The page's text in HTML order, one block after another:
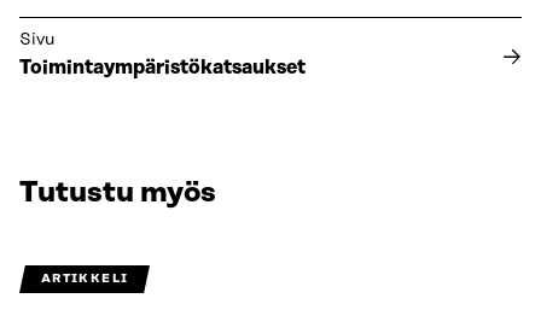
Sivu
Toimintaympäristökatsaukset
Tutustu myös
ARTIKKELI